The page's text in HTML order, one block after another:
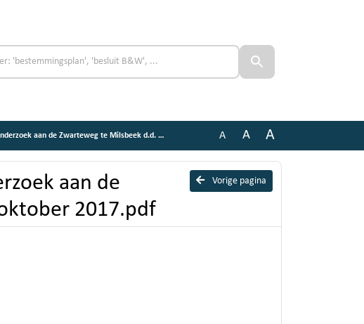
aan de Zwarteweg te Milsbeek d.d. 31 oktober 2017.pdf A A A
Vorige pagina
aan de
2017.pdf